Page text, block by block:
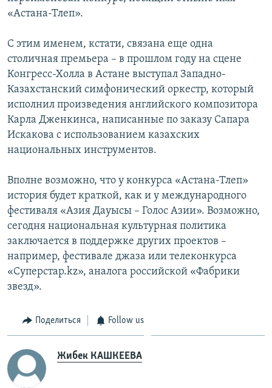
«Астана-Тлеп».
С этим именем, кстати, связана еще одна
столичная премьера – в прошлом году на сцене
Конгресс-Холла в Астане выступал Западно-
Казахстанский симфонический оркестр, который
исполнил произведения английского композитора
Карла Дженкинса, написанные по заказу Сапара
Искакова с использованием казахских
национальных инструментов.
Вполне возможно, что у конкурса «Астана-Тлеп»
история будет краткой, как и у международного
фестиваля «Азия Дауысы – Голос Азии». Возможно,
сегодня национальная культурная политика
заключается в поддержке других проектов –
например, фестивале джаза или телеконкурса
«Суперстар.kz», аналога российской «Фабрики
звезд».
Поделиться Follow us
Жибек КАШКЕЕВА